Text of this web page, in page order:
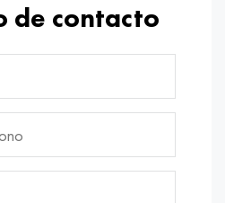
de contacto